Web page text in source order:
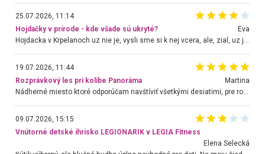
25.07.2026, 11:14
Hojdačky v prírode - kde všade sú ukryté?
Eva
Hojdacka v Krpelanoch uz nie je, vysli sme si k nej vcera, ale, zial, uz je znicena. Ak sem planujete cestu len kvoli hojdacke, mozete si ju usetrit. Krasny vyhlad je tu vsak aj bez hojdacky :-)
19.07.2026, 11:44
Rozprávkový les pri kolibe Panoráma
Martina
Nádherné miesto ktoré odporúčam navštíviť všetkými desiatimi, pre rodiny s deťmi, dôchodcom... Proste a jednoducho ozaj rozprávkový les.. určite ešte prídeme. Odniesli sme si na pamiatku krásne tričká,
09.07.2026, 15:15
Vnútorné detské ihrisko LEGIONARIK v LEGIA Fitness
Elena Selecká